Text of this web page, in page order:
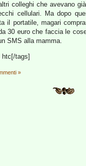
colleghi che avevano
cellulari. Ma dopo
il portatile, magari
30 euro che faccia le
SMS alla mamma.
htc[/tags]
»